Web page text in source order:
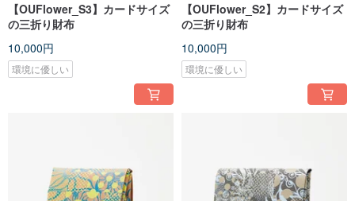
【OUFlower_S3】カードサイズ
の三折り財布
10,000円
環境に優しい
【OUFlower_S2】カードサイズ
の三折り財布
10,000円
環境に優しい